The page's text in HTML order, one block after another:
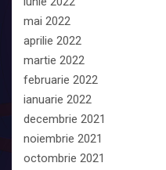
mai 2022
aprilie 2022
martie 2022
februarie 2022
ianuarie 2022
decembrie 2021
noiembrie 2021
octombrie 2021